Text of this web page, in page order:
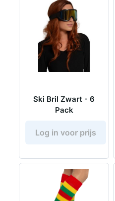
Ski Bril Zwart - 6
Pack
Log in voor prijs